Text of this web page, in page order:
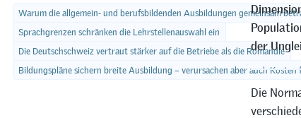
Warum die allgemein- und berufsbildenden Ausbildungen gemeinsam
Sprachgrenzen schränken die Lehrstellenauswahl ein
Die Deutschschweiz vertraut stärker auf die Betriebe als die Romandie
Bildungspläne sichern breite Ausbildung – verursachen aber auch
der
Die